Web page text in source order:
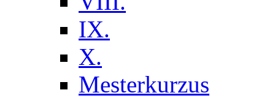
IX.
X.
Mesterkurzus